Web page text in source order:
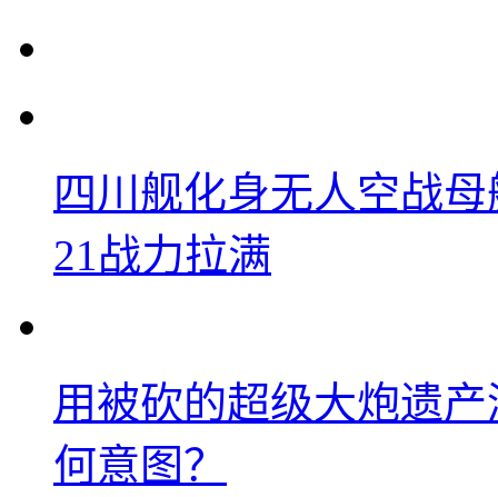
四川舰化身无人空战
21战力拉满
用被砍的超级大炮遗
何意图？